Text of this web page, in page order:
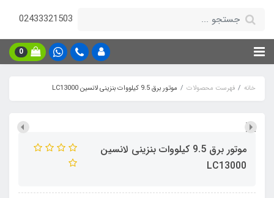
02433321503
0
خانه فهرست محصولات موتور برق 9.5 کیلووات بنزینی لانسین LC13000
موتور برق 9.5 کیلووات بنزینی لانسین
LC13000